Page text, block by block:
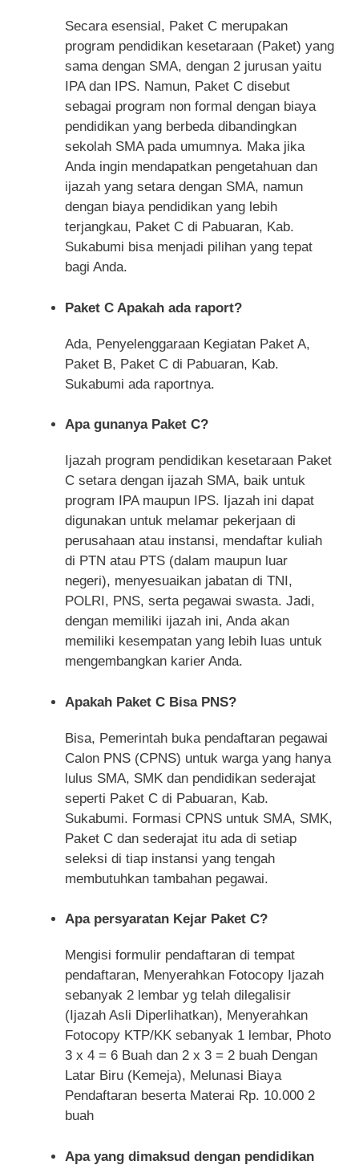
Secara esensial, Paket C merupakan
program pendidikan kesetaraan (Paket) yang
sama dengan SMA, dengan 2 jurusan yaitu
IPA dan IPS. Namun, Paket C disebut
sebagai program non formal dengan biaya
pendidikan yang berbeda dibandingkan
sekolah SMA pada umumnya. Maka jika
Anda ingin mendapatkan pengetahuan dan
ijazah yang setara dengan SMA, namun
dengan biaya pendidikan yang lebih
terjangkau, Paket C di Pabuaran, Kab.
Sukabumi bisa menjadi pilihan yang tepat
bagi Anda.
Paket C Apakah ada raport?
Ada, Penyelenggaraan Kegiatan Paket A,
Paket B, Paket C di Pabuaran, Kab.
Sukabumi ada raportnya.
Apa gunanya Paket C?
Ijazah program pendidikan kesetaraan Paket
C setara dengan ijazah SMA, baik untuk
program IPA maupun IPS. Ijazah ini dapat
digunakan untuk melamar pekerjaan di
perusahaan atau instansi, mendaftar kuliah
di PTN atau PTS (dalam maupun luar
negeri), menyesuaikan jabatan di TNI,
POLRI, PNS, serta pegawai swasta. Jadi,
dengan memiliki ijazah ini, Anda akan
memiliki kesempatan yang lebih luas untuk
mengembangkan karier Anda.
Apakah Paket C Bisa PNS?
Bisa, Pemerintah buka pendaftaran pegawai
Calon PNS (CPNS) untuk warga yang hanya
lulus SMA, SMK dan pendidikan sederajat
seperti Paket C di Pabuaran, Kab.
Sukabumi. Formasi CPNS untuk SMA, SMK,
Paket C dan sederajat itu ada di setiap
seleksi di tiap instansi yang tengah
membutuhkan tambahan pegawai.
Apa persyaratan Kejar Paket C?
Mengisi formulir pendaftaran di tempat
pendaftaran, Menyerahkan Fotocopy Ijazah
sebanyak 2 lembar yg telah dilegalisir
(Ijazah Asli Diperlihatkan), Menyerahkan
Fotocopy KTP/KK sebanyak 1 lembar, Photo
3 x 4 = 6 Buah dan 2 x 3 = 2 buah Dengan
Latar Biru (Kemeja), Melunasi Biaya
Pendaftaran beserta Materai Rp. 10.000 2
buah
Apa yang dimaksud dengan pendidikan